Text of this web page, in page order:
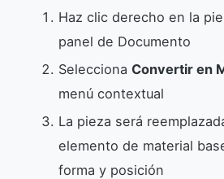
Haz clic derecho en la
panel de Documento
Selecciona Convertir en
menú contextual
La pieza será
elemento de material
forma y posición